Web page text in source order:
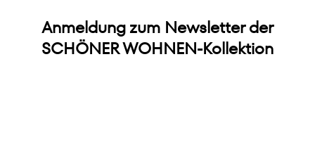
Anmeldung zum Newsletter der
SCHÖNER WOHNEN-Kollektion